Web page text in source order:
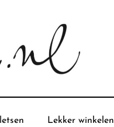
Lekker winkelen